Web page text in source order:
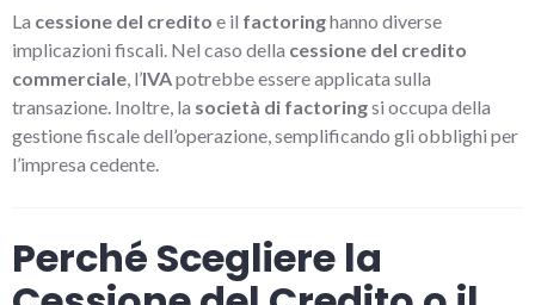
La cessione del credito e il factoringhanno diverse
implicazioni fiscali. Nel caso della cessione del credito
commerciale, l’IVApotrebbe essere applicata sulla
transazione. Inoltre, la società di factoringsi occupa della
gestione fiscale dell’operazione, semplificando gli obblighi per
l’impresa cedente.
Perché Scegliere la